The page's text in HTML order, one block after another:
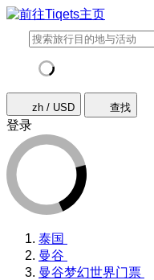
zh / USD 查找
登录
泰国
曼谷
曼谷梦幻世界门票